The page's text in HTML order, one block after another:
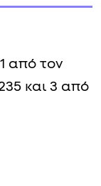
από τον
και 3 από